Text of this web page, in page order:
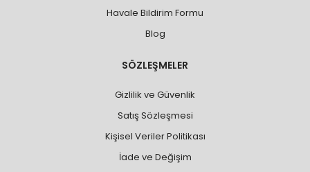
Havale Bildirim Formu
Blog
SÖZLEŞMELER
Gizlilik ve Güvenlik
Satış Sözleşmesi
Kişisel Veriler Politikası
İade ve Değişim